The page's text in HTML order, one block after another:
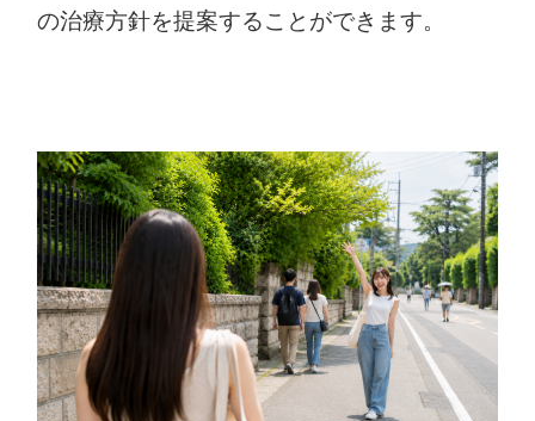
の治療方針を提案することができます。